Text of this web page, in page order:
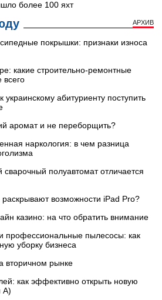
более 100 яхт
АРХИВ
покрышки: признаки износа
какие строительно-ремонтные
всего
украинскому абитуриенту поступить
аромат и не переборщить?
наркология: в чем разница
полуавтомат отличается
раскрывают возможности iPad Pro?
казино: на что обратить внимание
пылесосы: как
уборку бизнеса
вторичном рынке
как эффективно открыть новую
А)